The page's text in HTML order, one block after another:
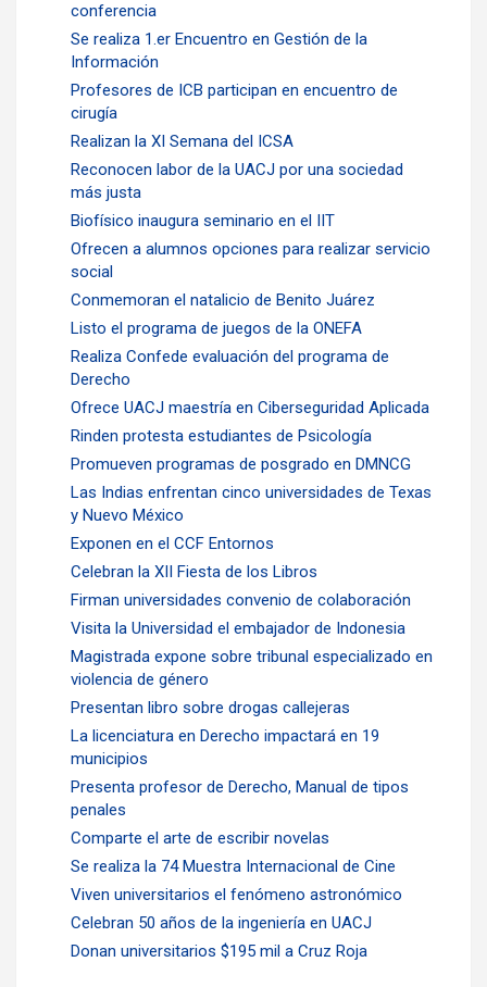
conferencia
Se realiza 1.er Encuentro en Gestión de la
Información
Profesores de ICB participan en encuentro de
cirugía
Realizan la XI Semana del ICSA
Reconocen labor de la UACJ por una sociedad
más justa
Biofísico inaugura seminario en el IIT
Ofrecen a alumnos opciones para realizar servicio
social
Conmemoran el natalicio de Benito Juárez
Listo el programa de juegos de la ONEFA
Realiza Confede evaluación del programa de
Derecho
Ofrece UACJ maestría en Ciberseguridad Aplicada
Rinden protesta estudiantes de Psicología
Promueven programas de posgrado en DMNCG
Las Indias enfrentan cinco universidades de Texas
y Nuevo México
Exponen en el CCF Entornos
Celebran la XII Fiesta de los Libros
Firman universidades convenio de colaboración
Visita la Universidad el embajador de Indonesia
Magistrada expone sobre tribunal especializado en
violencia de género
Presentan libro sobre drogas callejeras
La licenciatura en Derecho impactará en 19
municipios
Presenta profesor de Derecho, Manual de tipos
penales
Comparte el arte de escribir novelas
Se realiza la 74 Muestra Internacional de Cine
Viven universitarios el fenómeno astronómico
Celebran 50 años de la ingeniería en UACJ
Donan universitarios $195 mil a Cruz Roja